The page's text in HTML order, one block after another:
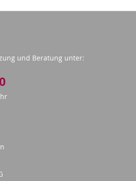
und Beratung unter: